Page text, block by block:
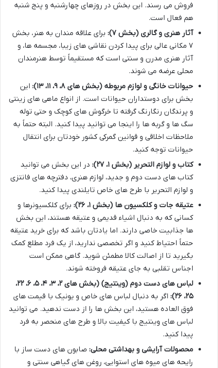
فروش می رسند. این بخش در روزهای چهارشنبه و پنج شنبه
هم فعال است.
آثار هنری و گالری (بخش ۷):
برای علاقه مندان به هنر، بخش
۷ مکانی عالی برای پیدا کردن نقاشی های زیبا، مجسمه ها، و
آثار هنری مدرن و سنتی است که مستقیماً توسط هنرمندان
محلی عرضه می شوند.
حیوانات خانگی و لوازم مربوطه (بخش های ۸، ۹، ۱۱، ۱۳):
این
بخش برای دوستداران حیوانات است. از انواع ماهی های زینتی
و پرندگان رنگارنگ گرفته تا خرگوش های کوچک و حتی توله
سگ ها و گربه ها را اینجا می توانید پیدا کنید. البته حتماً به
ملاحظات اخلاقی و قوانین گمرکی کشور خودتان برای انتقال
حیوانات توجه کنید.
کتاب و لوازم التحریر (بخش ۱، ۲۷):
در این بخش می توانید
کتاب های دست دوم و جدید، لوازم هنری، دفترچه های فانتزی
و لوازم التحریر با طرح های خاص تایلندی پیدا کنید.
عتیقه جات و کلکسیون ها (بخش ۱، ۲۶):
برای کلکسیونرها و
کسانی که به دنبال اشیاء قدیمی و عتیقه هستند، این بخش
ها جذابیت خاصی دارند. اما یادتان باشد که برای خرید عتیقه
حتماً احتیاط کنید و اگر تخصصی ندارید، از یک فرد مطلع کمک
بگیرید تا از اصالت کالا مطمئن شوید. گاهی ممکن است
اجناس تقلبی به جای عتیقه فروخته شوند.
لباس های دست دوم (وینتیج) (بخش های ۲، ۳، ۴، ۵، ۶، ۲۲،
۲۵، ۲۶):
اگر به دنبال لباس های خاص و یونیک با قیمت های
فوق العاده هستید، این بخش ها را از دست ندهید. می توانید
لباس های وینتیج با کیفیت بالا و طرح های منحصر به فرد
پیدا کنید.
محصولات آرایشی و بهداشتی محلی: صابون های دست ساز با
رایحه های میوه های استوایی، روغن های گیاهی سنتی و